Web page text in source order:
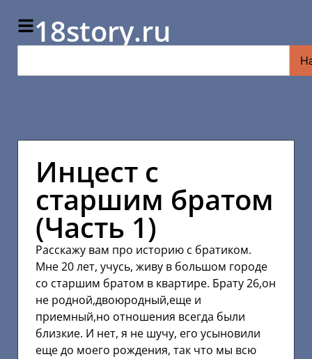
18story.ru
Инцест с
старшим братом
(Часть 1)
Расскажу вам про историю с братиком.
Мне 20 лет, учусь, живу в большом городе
со старшим братом в квартире. Брату 26,он
не родной,двоюродный,еще и
приемный,но отношения всегда были
близкие. И нет, я не шучу, его усыновили
еще до моего рождения, так что мы всю